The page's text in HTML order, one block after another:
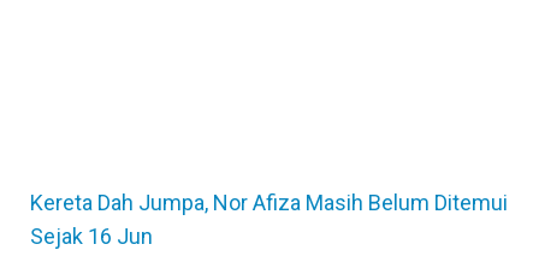
Kereta Dah Jumpa, Nor Afiza Masih Belum Ditemui
Sejak 16 Jun